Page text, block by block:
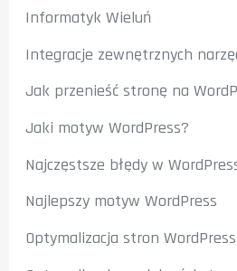
Informatyk Wieluń
Integracje zewnętrznych
Jak przenieść stronę na
Jaki motyw WordPress?
Najczęstsze błędy w
Najlepszy motyw WordPress
Optymalizacja stron WordPress